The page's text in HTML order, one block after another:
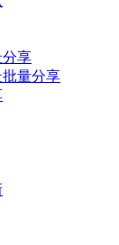
分享
量分享